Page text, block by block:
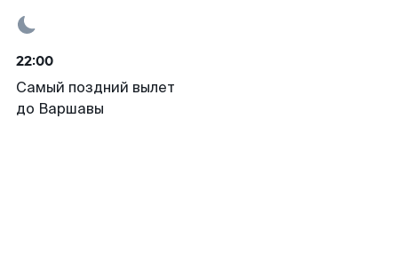
22:00
Самый поздний вылет
до Варшавы